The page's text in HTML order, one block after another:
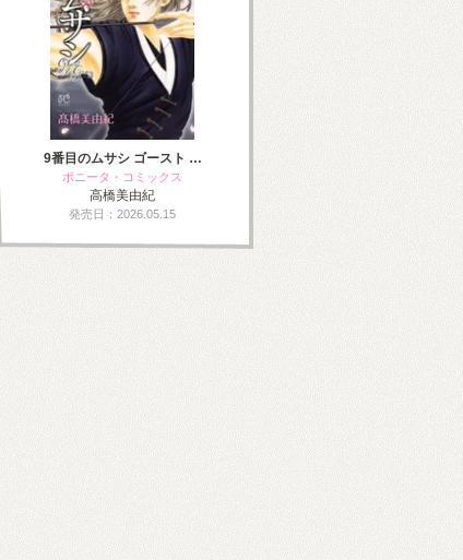
9番目のムサシ ゴースト …
ボニータ・コミックス
高橋美由紀
発売日：2026.05.15